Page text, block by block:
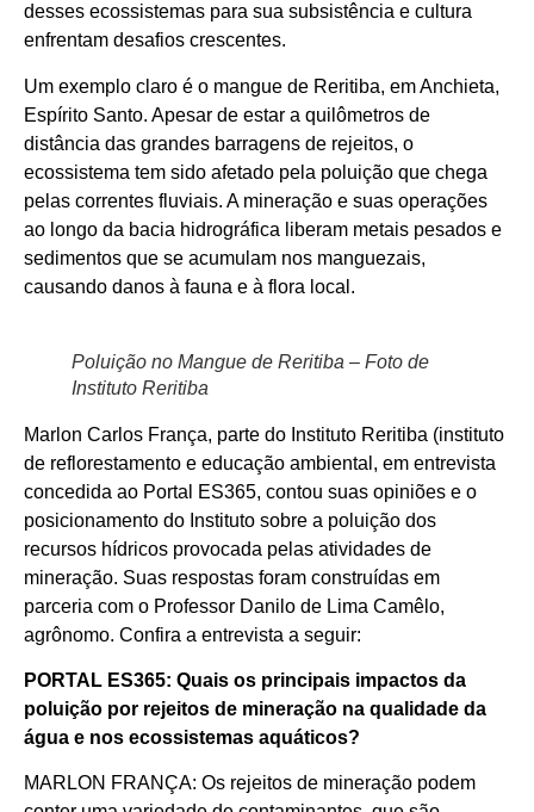
desses ecossistemas para sua subsistência e cultura
enfrentam desafios crescentes.
Um exemplo claro é o mangue de Reritiba, em Anchieta,
Espírito Santo. Apesar de estar a quilômetros de
distância das grandes barragens de rejeitos, o
ecossistema tem sido afetado pela poluição que chega
pelas correntes fluviais. A mineração e suas operações
ao longo da bacia hidrográfica liberam metais pesados e
sedimentos que se acumulam nos manguezais,
causando danos à fauna e à flora local.
Poluição no Mangue de Reritiba – Foto de
Instituto Reritiba
Marlon Carlos França, parte do Instituto Reritiba (instituto
de reflorestamento e educação ambiental, em entrevista
concedida ao Portal ES365, contou suas opiniões e o
posicionamento do Instituto sobre a poluição dos
recursos hídricos provocada pelas atividades de
mineração. Suas respostas foram construídas em
parceria com o Professor Danilo de Lima Camêlo,
agrônomo. Confira a entrevista a seguir:
PORTAL ES365: Quais os principais impactos da
poluição por rejeitos de mineração na qualidade da
água e nos ecossistemas aquáticos?
MARLON FRANÇA: Os rejeitos de mineração podem